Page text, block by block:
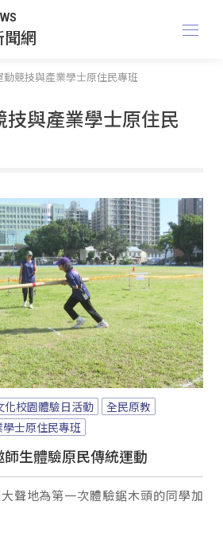
網
動競技與產業學士原住民專班
技與產業學士原住民
化校園體驗日活動
全民原教
士原住民專班
生體驗原民傳統運動
聲地為第一次體驗鋸木頭的同學加